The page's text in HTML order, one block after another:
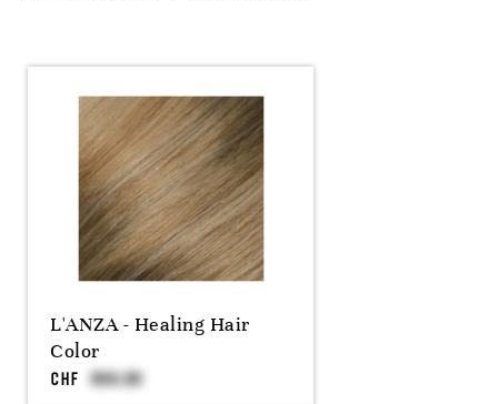
L'ANZA - Healing Hair
Color
CHF